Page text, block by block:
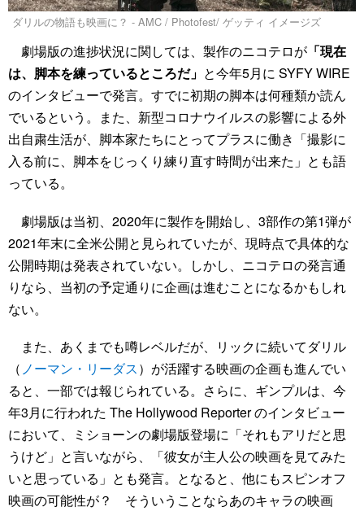
ダリルの物語も映画に？ - AMC / Photofest/ ゲッティ イメージズ
劇場版の進捗状況に関しては、製作のニコテロが 「現在
は、脚本を練っているところだ」 と今年5月に SYFY WIRE
のインタビューで発言。すでに初期の脚本は何種類か読ん
でいるという。また、新型コロナウイルスの影響による外
出自粛生活が、脚本家たちにとってプラスに働き「撮影に
入る前に、脚本をじっくり練り直す時間が出来た」とも語
っている。
劇場版は当初、2020年に製作を開始し、3部作の第1弾が
2021年末に全米公開と見られていたが、現時点で具体的な
公開時期は発表されていない。しかし、ニコテロの発言通
りなら、当初の予定通りに企画は進むことになるかもしれ
ない。
また、あくまでも噂レベルだが、リックに続いてダリル
（ ノーマン・リーダス）が活躍する映画の企画も進んでい
ると、一部では報じられている。さらに、ギンプルは、今
年3月に行われた The Hollywood Reporter のインタビュー
において、ミショーンの劇場版登場に「それもアリだと思
うけど」と言いながら、「彼女が主人公の映画を見てみた
いと思っている」とも発言。となると、他にもスピンオフ
映画の可能性が？ そういうことならあのキャラの映画